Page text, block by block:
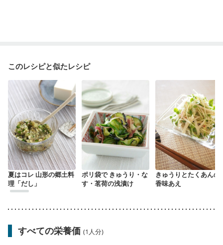
このレシピと似たレシピ
夏はコレ 山形の郷土料
理「だし」
ポリ袋で きゅうり・な
す・茗荷の浅漬け
きゅうりとたくあんの
香味あえ
すべての栄養価 (1人分)